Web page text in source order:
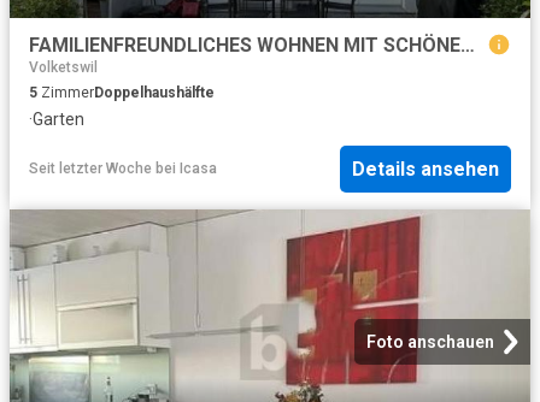
FAMILIENFREUNDLICHES WOHNEN MIT SCHÖNEM GARTEN
Volketswil
5 ZimmerDoppelhaushälfte
·Garten
Seit letzter Woche bei Icasa Details ansehen
Foto anschauen